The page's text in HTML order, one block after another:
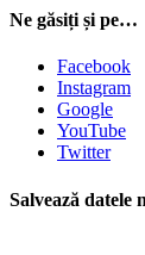
Ne găsiți și pe…
Facebook
Instagram
Google
YouTube
Twitter
Salvează datele